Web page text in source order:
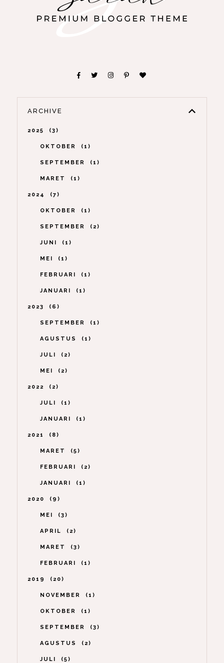
ARCHIVE
2025 3
OKTOBER 1
SEPTEMBER 1
MARET 1
2024 7
OKTOBER 1
SEPTEMBER 2
JUNI 1
MEI 1
FEBRUARI 1
JANUARI 1
2023 6
SEPTEMBER 1
AGUSTUS 1
JULI 2
MEI 2
2022 2
JULI 1
JANUARI 1
2021 8
MARET 5
FEBRUARI 2
JANUARI 1
2020 9
MEI 3
APRIL 2
MARET 3
FEBRUARI 1
2019 20
NOVEMBER 1
OKTOBER 1
SEPTEMBER 3
AGUSTUS 2
JULI 5